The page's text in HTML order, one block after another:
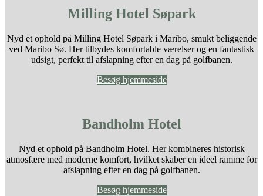
Milling Hotel Søpark
Nyd et ophold på Milling Hotel Søpark i Maribo, smukt beliggende
ved Maribo Sø. Her tilbydes komfortable værelser og en fantastisk
udsigt, perfekt til afslapning efter en dag på golfbanen.
Besøg hjemmeside
Bandholm Hotel
​Nyd et ophold på Bandholm Hotel. Her kombineres historisk
atmosfære med moderne komfort, hvilket skaber en ideel ramme for
afslapning efter en dag på golfbanen.
Besøg hjemmeside